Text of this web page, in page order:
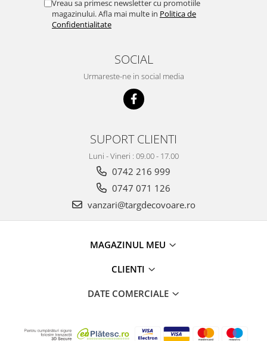
Vreau sa primesc newsletter cu promotiile
magazinului. Afla mai multe in Politica de
Confidentialitate
SOCIAL
Urmareste-ne in social media
SUPORT CLIENTI
Luni - Vineri : 09.00 - 17.00
0742 216 999
0747 071 126
vanzari@targdecovoare.ro
MAGAZINUL MEU
CLIENTI
DATE COMERCIALE